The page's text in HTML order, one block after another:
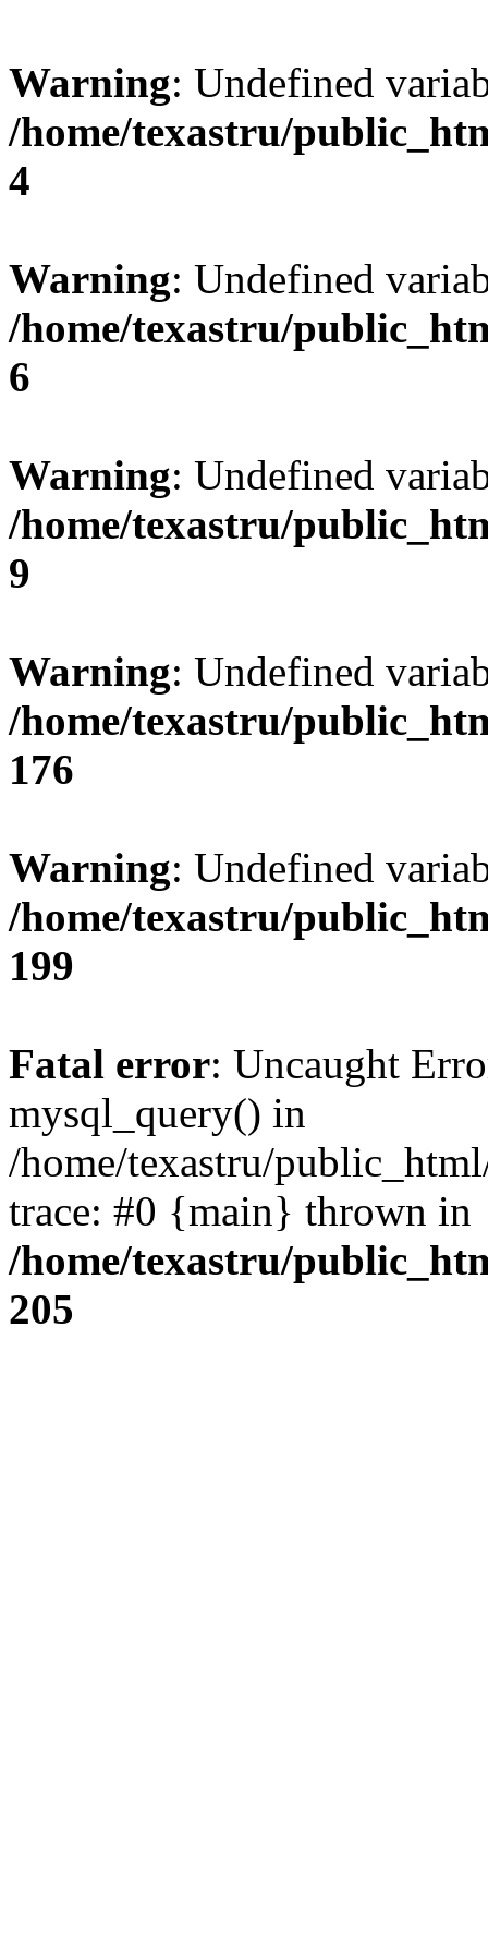
Warning: Undefined
/home/texastru/
4
Warning: Undefined
/home/texastru/
6
Warning: Undefined
/home/texastru/
9
Warning: Undefined
/home/texastru/
176
Warning: Undefined
/home/texastru/
199
Fatal error: Uncaught
mysql_query() in
/home/texastru/
trace: #0 {main} thrown in
/home/texastru/
205